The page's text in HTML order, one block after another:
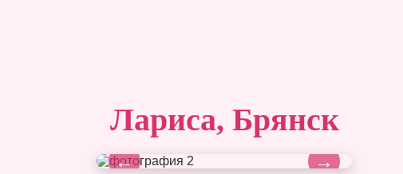
Лариса, Брянск
←
→